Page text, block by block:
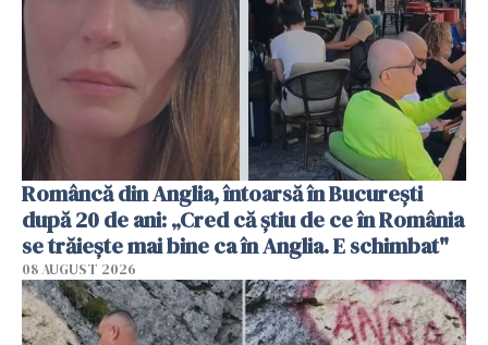
Româncă din Anglia, întoarsă în București
după 20 de ani: „Cred că știu de ce în România
se trăiește mai bine ca în Anglia. E schimbat"
08 AUGUST 2026